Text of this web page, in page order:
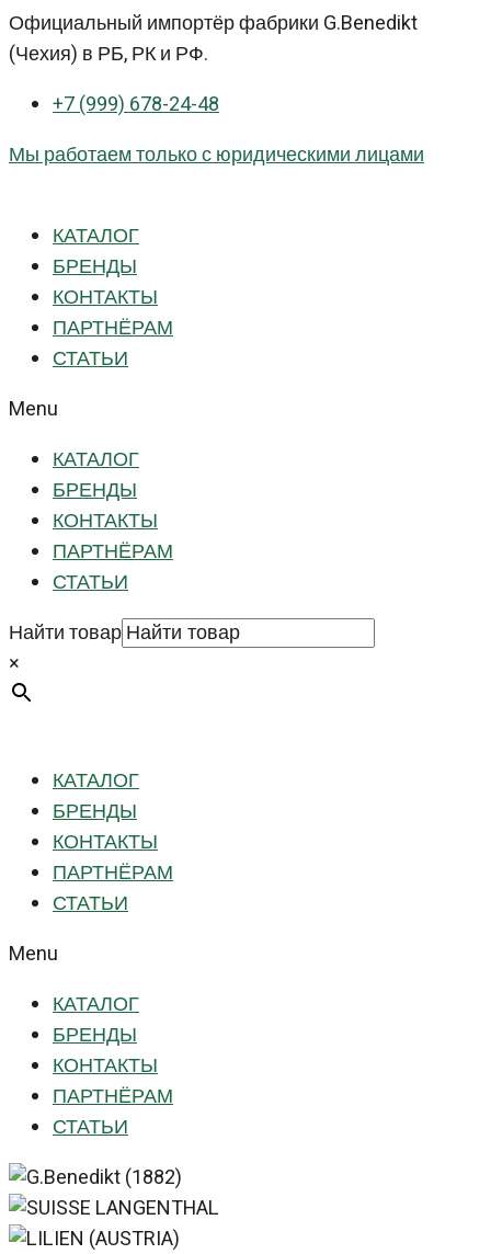
Перейти
к
Официальный импортёр фабрики G.Benedikt
(Чехия) в РБ, РК и РФ.
+7 (999) 678-24-48
Мы работаем только с юридическими лицами
КАТАЛОГ
БРЕНДЫ
КОНТАКТЫ
ПАРТНЁРАМ
СТАТЬИ
Menu
КАТАЛОГ
БРЕНДЫ
КОНТАКТЫ
ПАРТНЁРАМ
СТАТЬИ
Найти товар
×
КАТАЛОГ
БРЕНДЫ
КОНТАКТЫ
ПАРТНЁРАМ
СТАТЬИ
Menu
КАТАЛОГ
БРЕНДЫ
КОНТАКТЫ
ПАРТНЁРАМ
СТАТЬИ